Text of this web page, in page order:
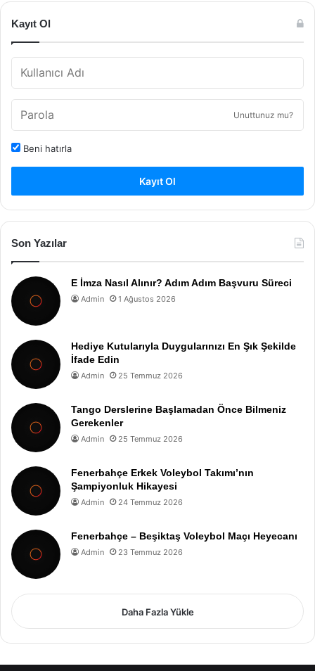
Kayıt Ol
Unuttunuz mu?
Beni hatırla
Kayıt Ol
Son Yazılar
E İmza Nasıl Alınır? Adım Adım Başvuru Süreci
Admin 1 Ağustos 2026
Hediye Kutularıyla Duygularınızı En Şık Şekilde
İfade Edin
Admin 25 Temmuz 2026
Tango Derslerine Başlamadan Önce Bilmeniz
Gerekenler
Admin 25 Temmuz 2026
Fenerbahçe Erkek Voleybol Takımı’nın
Şampiyonluk Hikayesi
Admin 24 Temmuz 2026
Fenerbahçe – Beşiktaş Voleybol Maçı Heyecanı
Admin 23 Temmuz 2026
Daha Fazla Yükle